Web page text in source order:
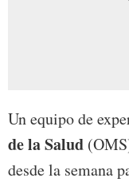
Un equipo de
de la Salud
desde la semana